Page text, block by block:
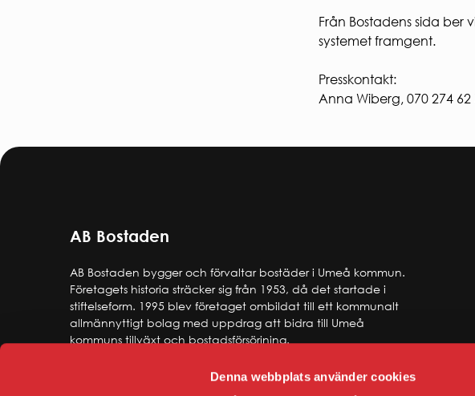
Denna webbplats använder cookies
Från Bostadens sida ber
systemet framgent.
Presskontakt:
Anna Wiberg, 070 274 62
AB Bostaden
AB Bostaden bygger och förvaltar bostäder i Umeå kommun.
Företagets historia sträcker sig från 1953, då det startade i
stiftelseform. 1995 blev företaget ombildat till ett kommunalt
allmännyttigt bolag med uppdrag att bidra till Umeå
kommuns tillväxt och bostadsförsörjning.